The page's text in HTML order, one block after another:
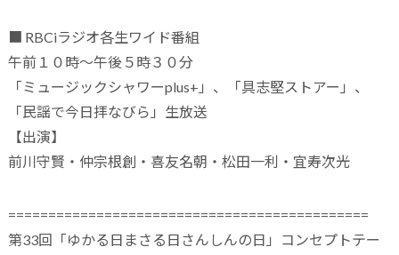
■ RBCiラジオ各生ワイド番組
午前１０時～午後５時３０分
「ミュージックシャワーplus+」、「具志堅ストアー」、
「民謡で今日拝なびら」生放送
【出演】
前川守賢・仲宗根創・喜友名朝・松田一利・宜寿次光
=============================================
第33回「ゆかる日まさる日さんしんの日」コンセプトテー